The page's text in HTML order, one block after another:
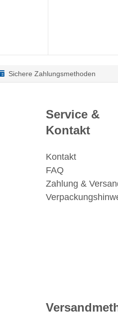
Sichere Zahlungsmethoden
Service &
Kontakt
Kontakt
FAQ
Zahlung &